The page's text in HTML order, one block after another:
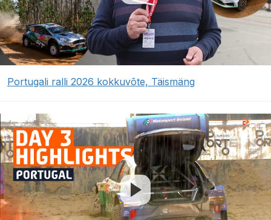
Portugali ralli 2026 kokkuvõte, Täismäng